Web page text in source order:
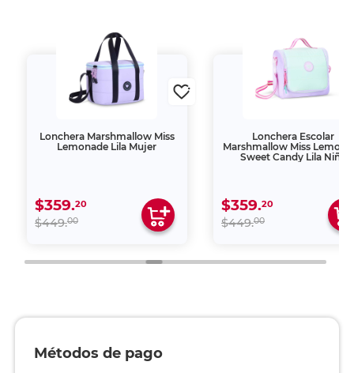
Lonchera Marshmallow Miss
Lemonade Lila Mujer
$359.20
$449.00
Lonchera Escolar
Marshmallow Miss
Sweet Candy Lila Niña
$359.20
$449.00
Métodos de pago